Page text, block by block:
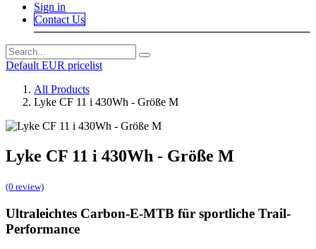
Sign in
Contact Us
Default EUR pricelist
All Products
Lyke CF 11 i 430Wh - Größe M
Lyke CF 11 i 430Wh - Größe M
(0 review)
Ultraleichtes Carbon-E-MTB für sportliche Trail-
Performance